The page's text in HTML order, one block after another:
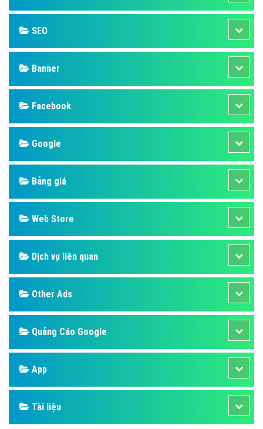
SEO
Banner
Facebook
Google
Bảng giá
Web Store
Dịch vụ liên quan
Other Ads
Quảng Cáo Google
App
Tài liệu